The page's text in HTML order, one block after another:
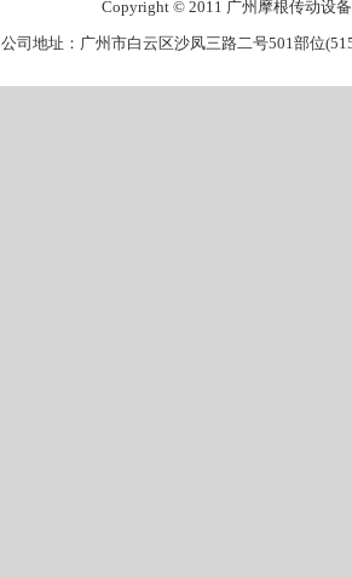
Copyright © 2011 广州摩根传动设
公司地址：广州市白云区沙凤三路二号501部位